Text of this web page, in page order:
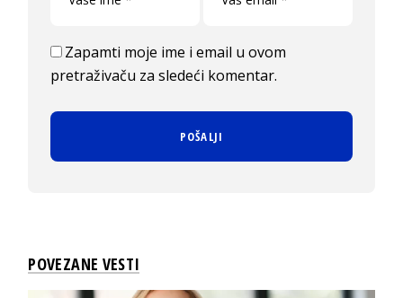
Zapamti moje ime i email u ovom
pretraživaču za sledeći komentar.
POVEZANE VESTI